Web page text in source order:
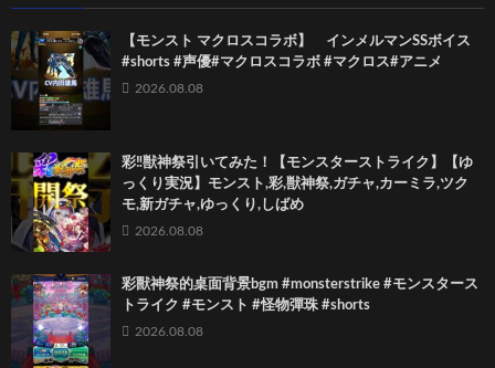
【モンスト マクロスコラボ】 インメルマンSSボイス
#shorts #声優#マクロスコラボ #マクロス#アニメ
2026.08.08
彩‼獣神祭引いてみた！【モンスターストライク】【ゆ
っくり実況】モンスト,彩,獣神祭,ガチャ,カーミラ,ツク
モ,新ガチャ,ゆっくり,しばめ
2026.08.08
彩獸神祭的桌面背景bgm #monsterstrike #モンスタース
トライク #モンスト #怪物彈珠 #shorts
2026.08.08